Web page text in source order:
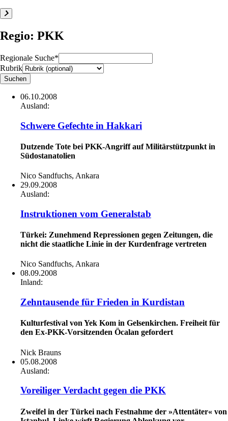
Regio: PKK
Regionale Suche*
Rubrik
06.10.2008
Ausland:
Schwere Gefechte in Hakkari
Dutzende Tote bei PKK-Angriff auf Militärstützpunkt in
Südostanatolien
Nico Sandfuchs, Ankara
29.09.2008
Ausland:
Instruktionen vom Generalstab
Türkei: Zunehmend Repressionen gegen Zeitungen, die
nicht die staatliche Linie in der Kurdenfrage vertreten
Nico Sandfuchs, Ankara
08.09.2008
Inland:
Zehntausende für Frieden in Kurdistan
Kulturfestival von Yek Kom in Gelsenkirchen. Freiheit für
den Ex-PKK-Vorsitzenden Öcalan gefordert
Nick Brauns
05.08.2008
Ausland:
Voreiliger Verdacht gegen die PKK
Zweifel in der Türkei nach Festnahme der »Attentäter« von